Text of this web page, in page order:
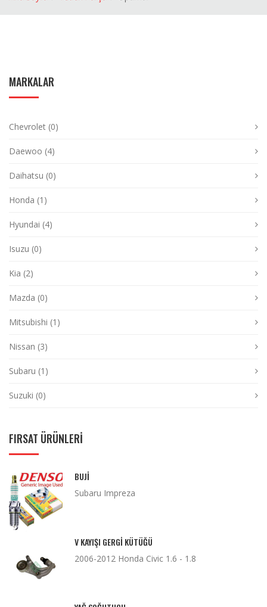
MARKALAR
Chevrolet (0)
Daewoo (4)
Daihatsu (0)
Honda (1)
Hyundai (4)
Isuzu (0)
Kia (2)
Mazda (0)
Mitsubishi (1)
Nissan (3)
Subaru (1)
Suzuki (0)
FIRSAT ÜRÜNLERİ
BUJI
Subaru Impreza
V KAYIŞI GERGI KÜTÜĞÜ
2006-2012 Honda Civic 1.6 - 1.8